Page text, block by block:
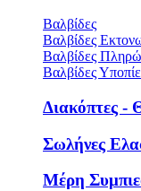
Βαλβίδες
Βαλβίδες
Βαλβίδες
Βαλβίδες
Διακόπτες -
Σωλήνες
Μέρη